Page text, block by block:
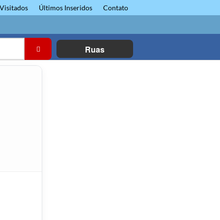
Últimos Inseridos Contato
Ruas